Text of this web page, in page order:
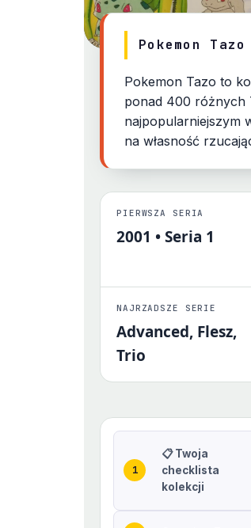
Największy polski
9 serii plastikowych
Pokemon
Pokemon Tazo to
ponad 400 różnych
najpopularniejszym
na własność
PIERWSZA SERIA
2001 • Seria 1
NAJRZADSZE SERIE
Advanced, Flesz,
Trio
📋 Twoja
checklista
kolekcji